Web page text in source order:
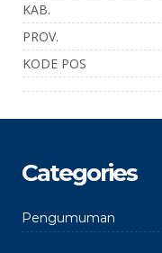
KAB.
PROV.
KODE POS
Categories
Pengumuman